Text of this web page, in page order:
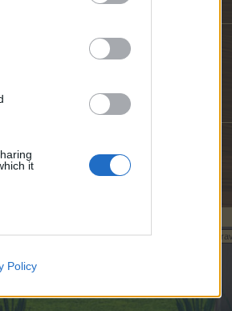
it
Policy
Podmínky a
2026 Brivium LLC.